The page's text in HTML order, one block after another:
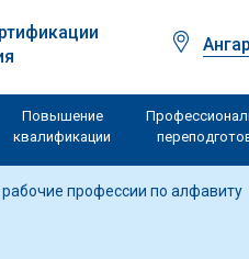
Повышение
квалификации
рабочие профессии по алфавиту